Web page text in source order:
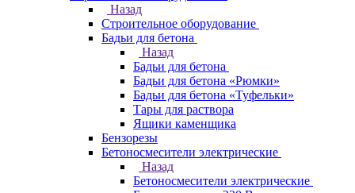
Назад
Строительное оборудование
Бадьи для бетона
Назад
Бадьи для бетона
Бадьи для бетона «Рюмки»
Бадьи для бетона «Туфельки»
Тары для раствора
Ящики каменщика
Бензорезы
Бетоносмесители электрические
Назад
Бетоносмесители электрические